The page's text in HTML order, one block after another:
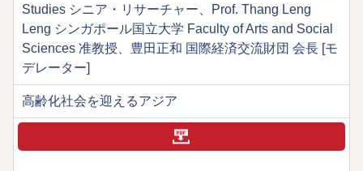
Studies シニア・リサーチャー、Prof. Thang Leng
Leng シンガポール国立大学 Faculty of Arts and Social
Sciences 准教授、豊田正和 国際経済交流財団 会長 [モ
デレーター]
高齢化社会を迎えるアジア